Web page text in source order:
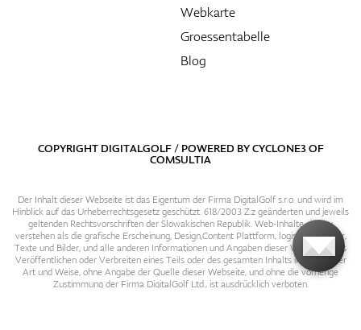
Webkarte
Groessentabelle
Blog
COPYRIGHT DIGITALGOLF / POWERED BYCYCLONE3OF
COMSULTIA
Der Inhalt dieser Webseite ist das Eigentum der Firma DigitalGolf s.r.o. und wird im
Hinblick auf das Urheberrechtsgesetz geschützt. 618/2003 Z.z geänderten und jeweils
geltenden Rechtsvorschriften der Slowakischen Republik. Web-Inhalte sind zu
verstehen als die grafische Erscheinung, Design,Content Plattform, logische Struktur,
Texte und Bilder, und alle anderen Informationen und Angaben dieser Webseite. Das
Veröffentlichen oder Verbreiten eines Teils oder des gesamten Inhalts in irgendeiner
Art und Weise, ohne Angabe der Quelle dieser Webseite, und ohne die vorherige
Zustimmung der Firma DigitalGolf Ltd., ist ausdrücklich verboten.